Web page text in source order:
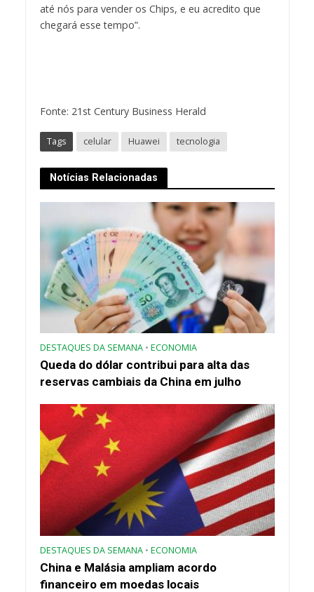
até nós para vender os Chips, e eu acredito que
chegará esse tempo”.
Fonte: 21st Century Business Herald
Tags celular Huawei tecnologia
Notícias Relacionadas
DESTAQUES DA SEMANA • ECONOMIA
Queda do dólar contribui para alta das
reservas cambiais da China em julho
DESTAQUES DA SEMANA • ECONOMIA
China e Malásia ampliam acordo
financeiro em moedas locais